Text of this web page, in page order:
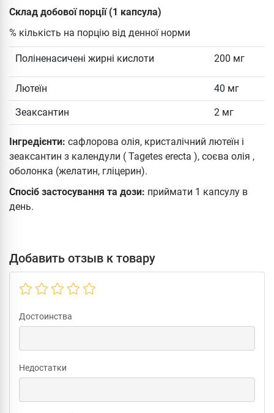
Склад добової порції (1 капсула)
% кількість на порцію від денної норми
Поліненасичені жирні кислоти 200 мг
Лютеїн 40 мг
Зеаксантин 2 мг
Інгредієнти: сафлорова олія, кристалічний лютеїн і
зеаксантин з календули ( Tagetes erecta ), соєва олія ,
оболонка (желатин, гліцерин).
Спосіб застосування та дози: приймати 1 капсулу в
день.
Добавить отзыв к товару
Достоинства
Недостатки